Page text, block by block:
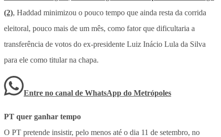
(2), Haddad minimizou o pouco tempo que ainda resta da corrida
eleitoral, pouco mais de um mês, como fator que dificultaria a
transferência de votos do ex-presidente Luiz Inácio Lula da Silva
para ele como titular na chapa.
Entre no canal de WhatsApp do Metrópoles
PT quer ganhar tempo
O PT pretende insistir, pelo menos até o dia 11 de setembro, no